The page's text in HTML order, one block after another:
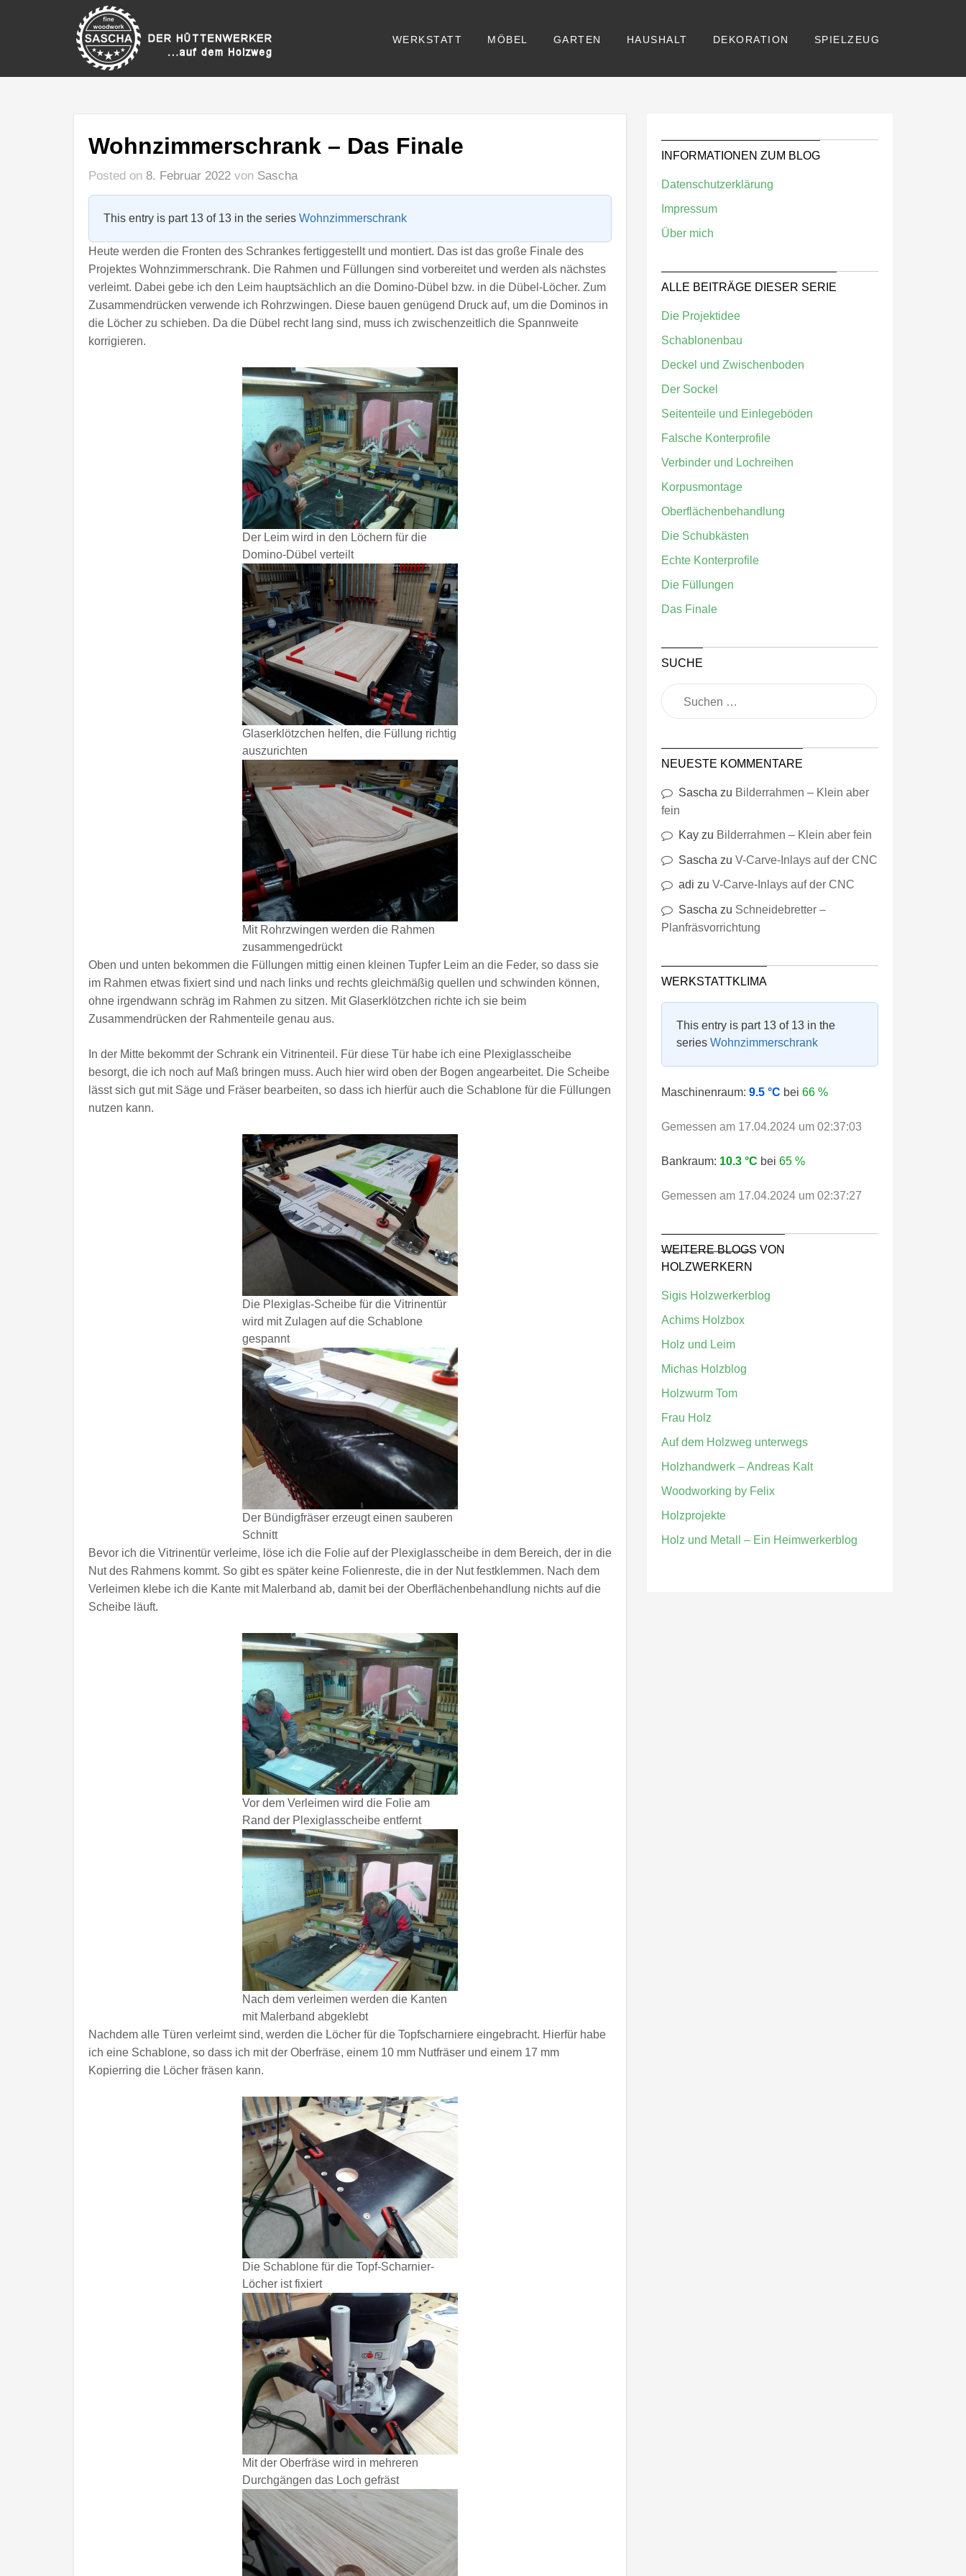
WERKSTATT MÖBEL GARTEN HAUSHALT DEKORATION SPIELZEUG
Wohnzimmerschrank – Das Finale
Posted on 8. Februar 2022 von Sascha
This entry is part 13 of 13 in the series Wohnzimmerschrank
Heute werden die Fronten des Schrankes fertiggestellt und montiert. Das ist das große Finale des
Projektes Wohnzimmerschrank. Die Rahmen und Füllungen sind vorbereitet und werden als nächstes
verleimt. Dabei gebe ich den Leim hauptsächlich an die Domino-Dübel bzw. in die Dübel-Löcher. Zum
Zusammendrücken verwende ich Rohrzwingen. Diese bauen genügend Druck auf, um die Dominos in
die Löcher zu schieben. Da die Dübel recht lang sind, muss ich zwischenzeitlich die Spannweite
korrigieren.
Der Leim wird in den Löchern für die
Domino-Dübel verteilt
Glaserklötzchen helfen, die Füllung richtig
auszurichten
Mit Rohrzwingen werden die Rahmen
zusammengedrückt
Oben und unten bekommen die Füllungen mittig einen kleinen Tupfer Leim an die Feder, so dass sie
im Rahmen etwas fixiert sind und nach links und rechts gleichmäßig quellen und schwinden können,
ohne irgendwann schräg im Rahmen zu sitzen. Mit Glaserklötzchen richte ich sie beim
Zusammendrücken der Rahmenteile genau aus.
In der Mitte bekommt der Schrank ein Vitrinenteil. Für diese Tür habe ich eine Plexiglasscheibe
besorgt, die ich noch auf Maß bringen muss. Auch hier wird oben der Bogen angearbeitet. Die Scheibe
lässt sich gut mit Säge und Fräser bearbeiten, so dass ich hierfür auch die Schablone für die Füllungen
nutzen kann.
Die Plexiglas-Scheibe für die Vitrinentür
wird mit Zulagen auf die Schablone
gespannt
Der Bündigfräser erzeugt einen sauberen
Schnitt
Bevor ich die Vitrinentür verleime, löse ich die Folie auf der Plexiglasscheibe in dem Bereich, der in die
Nut des Rahmens kommt. So gibt es später keine Folienreste, die in der Nut festklemmen. Nach dem
Verleimen klebe ich die Kante mit Malerband ab, damit bei der Oberflächenbehandlung nichts auf die
Scheibe läuft.
Vor dem Verleimen wird die Folie am
Rand der Plexiglasscheibe entfernt
Nach dem verleimen werden die Kanten
mit Malerband abgeklebt
Nachdem alle Türen verleimt sind, werden die Löcher für die Topfscharniere eingebracht. Hierfür habe
ich eine Schablone, so dass ich mit der Oberfräse, einem 10 mm Nutfräser und einem 17 mm
Kopierring die Löcher fräsen kann.
Die Schablone für die Topf-Scharnier-
Löcher ist fixiert
Mit der Oberfräse wird in mehreren
Durchgängen das Loch gefräst
INFORMATIONEN ZUM BLOG
Datenschutzerklärung
Impressum
Über mich
ALLE BEITRÄGE DIESER SERIE
Die Projektidee
Schablonenbau
Deckel und Zwischenboden
Der Sockel
Seitenteile und Einlegeböden
Falsche Konterprofile
Verbinder und Lochreihen
Korpusmontage
Oberflächenbehandlung
Die Schubkästen
Echte Konterprofile
Die Füllungen
Das Finale
SUCHE
NEUESTE KOMMENTARE
Sascha zu Bilderrahmen – Klein aber
fein
Kay zu Bilderrahmen – Klein aber fein
Sascha zu V-Carve-Inlays auf der CNC
adi zu V-Carve-Inlays auf der CNC
Sascha zu Schneidebretter –
Planfräsvorrichtung
WERKSTATTKLIMA
This entry is part 13 of 13 in the
series Wohnzimmerschrank
Maschinenraum: 9.5 °C bei 66 %
Gemessen am 17.04.2024 um 02:37:03
Bankraum: 10.3 °C bei 65 %
Gemessen am 17.04.2024 um 02:37:27
WEITERE BLOGS VON
HOLZWERKERN
Sigis Holzwerkerblog
Achims Holzbox
Holz und Leim
Michas Holzblog
Holzwurm Tom
Frau Holz
Auf dem Holzweg unterwegs
Holzhandwerk – Andreas Kalt
Woodworking by Felix
Holzprojekte
Holz und Metall – Ein Heimwerkerblog